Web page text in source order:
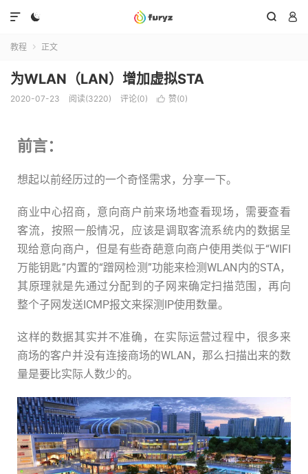
  

教程  正文
为WLAN（LAN）增加虚拟STA
2020-07-23 阅读(3220) 评论(0)  赞(0)
前言：
想起以前经历过的一个奇怪需求，分享一下。
商业中心招商，意向商户前来场地查看现场，需要查看
客流，按照一般情况，应该是调取客流系统内的数据呈
现给意向商户，但是有些奇葩意向商户使用类似于“WIFI
万能钥匙”内置的“蹭网检测”功能来检测WLAN内的STA，
其原理就是先通过分配到的子网来确定扫描范围，再向
整个子网发送ICMP报文来探测IP使用数量。
这样的数据其实并不准确，在实际运营过程中，很多来
商场的客户并没有连接商场的WLAN，那么扫描出来的数
量是要比实际人数少的。